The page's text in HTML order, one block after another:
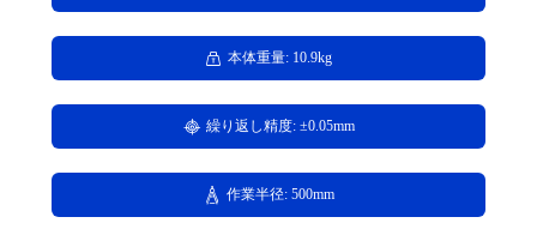
本体重量: 10.9kg
繰り返し精度: ±0.05mm
作業半径: 500mm